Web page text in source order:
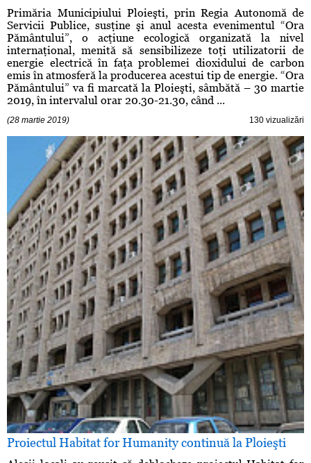
Primăria Municipiului Ploieşti, prin Regia Autonomă de
Servicii Publice, susţine şi anul acesta evenimentul “Ora
Pământului”, o acţiune ecologică organizată la nivel
internaţional, menită să sensibilizeze toţi utilizatorii de
energie electrică în faţa problemei dioxidului de carbon
emis în atmosferă la producerea acestui tip de energie. “Ora
Pământului” va fi marcată la Ploieşti, sâmbătă – 30 martie
2019, în intervalul orar 20.30-21.30, când ...
(28 martie 2019) 130 vizualizări
Proiectul Habitat for Humanity continuă la Ploieşti